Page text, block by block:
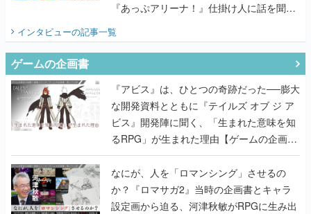
『あっぷアリーナ！』仕掛け人に話を聞い
てみた
インタビューの記事一覧
ゲームの企画書
『アビス』は、ひとつの奇跡だった──膨大
な開発資料とともに『テイルズ オブ ジ ア
ビス』開発陣に聞く、「生まれた意味を知
るRPG」が生まれた理由【ゲームの企画
書】
なにが、人を「ロマンシング」させるの
か？『ロマサガ2』当時の企画書とキャラ
設定画から迫る、河津秋敏がRPGに生み出